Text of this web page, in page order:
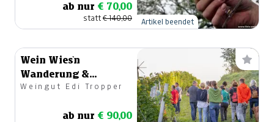
ab nur € 70,00
statt€ 140,00 Artikel beendet
Wein Wies`n
Wanderung &
Verkostung - Genuss
Weingut Edi Tropper
ab nur € 90,00